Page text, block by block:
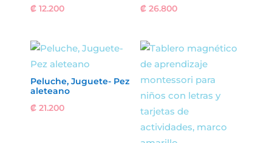
₡ 12.200
₡26.800
Peluche, Juguete- Pez
aleteano
₡ 21.200